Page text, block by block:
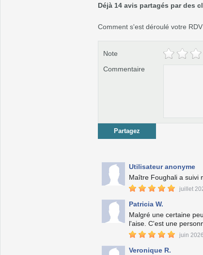
Déjà 14 avis partagés par des
Comment s'est déroulé votre
Note
Commentaire
Partagez
Utilisateur anonyme
Maître Foughali a suivi
juillet
Patricia W.
Malgré une certaine
l'aise. C'est une
juin 2026
Veronique R.